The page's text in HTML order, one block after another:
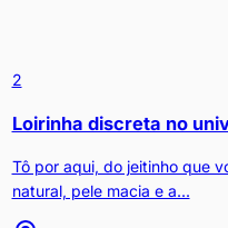
2
Loirinha discreta no
Tô por aqui, do jeitinho que
natural, pele macia e a...